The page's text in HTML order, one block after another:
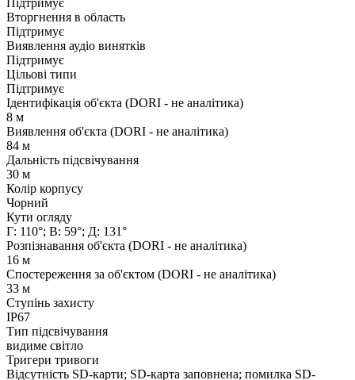
Вторгнення в область
Підтримує
Виявлення аудіо винятків
Підтримує
Цільові типи
Підтримує
Ідентифікація об'єкта (DORI - не аналітика)
8 м
Виявлення об'єкта (DORI - не аналітика)
84 м
Дальність підсвічування
30 м
Колір корпусу
Чорний
Кути огляду
Г: 110°; В: 59°; Д: 131°
Розпізнавання об'єкта (DORI - не аналітика)
16 м
Спостереження за об'єктом (DORI - не аналітика)
33 м
Ступінь захисту
IP67
Тип підсвічування
видиме світло
Тригери тривоги
Відсутність SD-карти; SD-карта заповнена; помилка SD-